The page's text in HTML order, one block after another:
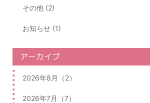
その他 (2)
お知らせ (1)
アーカイブ
2026年8月（2）
2026年7月（7）